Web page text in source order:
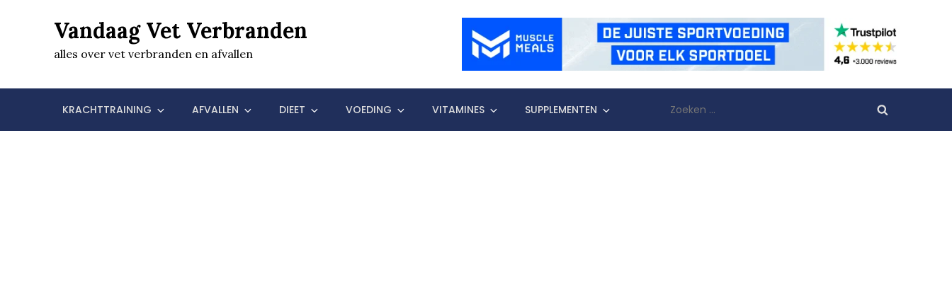
Vandaag Vet Verbranden
alles over vet verbranden en afvallen
KRACHTTRAINING AFVALLEN DIEET VOEDING VITAMINES SUPPLEMENTEN
naar: